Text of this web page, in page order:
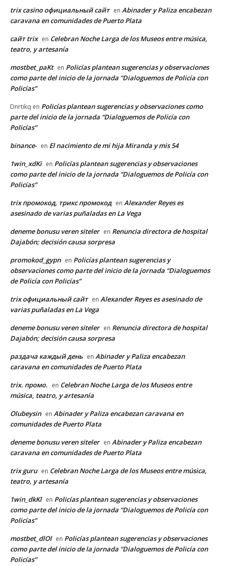
trix casino официальный сайт en Abinader y Paliza encabezan
caravana en comunidades de Puerto Plata
сайт trix en Celebran Noche Larga de los Museos entre música,
teatro, y artesanía
mostbet_paKt en Policías plantean sugerencias y observaciones
como parte del inicio de la jornada “Dialoguemos de Policía con
Policías”
Dnrtikq en Policías plantean sugerencias y observaciones como
parte del inicio de la jornada “Dialoguemos de Policía con
Policías”
binance- en El nacimiento de mi hija Miranda y mis 54
1win_xdKi en Policías plantean sugerencias y observaciones
como parte del inicio de la jornada “Dialoguemos de Policía con
Policías”
trix промокод, трикс промокод en Alexander Reyes es
asesinado de varias puñaladas en La Vega
deneme bonusu veren siteler en Renuncia directora de hospital
Dajabón; decisión causa sorpresa
promokod_gypn en Policías plantean sugerencias y
observaciones como parte del inicio de la jornada “Dialoguemos
de Policía con Policías”
trix официальный сайт en Alexander Reyes es asesinado de
varias puñaladas en La Vega
deneme bonusu veren siteler en Renuncia directora de hospital
Dajabón; decisión causa sorpresa
раздача каждый день en Abinader y Paliza encabezan
caravana en comunidades de Puerto Plata
trix. промо. en Celebran Noche Larga de los Museos entre
música, teatro, y artesanía
Olubeysin en Abinader y Paliza encabezan caravana en
comunidades de Puerto Plata
deneme bonusu veren siteler en Abinader y Paliza encabezan
caravana en comunidades de Puerto Plata
trix guru en Celebran Noche Larga de los Museos entre música,
teatro, y artesanía
1win_dkKl en Policías plantean sugerencias y observaciones
como parte del inicio de la jornada “Dialoguemos de Policía con
Policías”
mostbet_dlOl en Policías plantean sugerencias y observaciones
como parte del inicio de la jornada “Dialoguemos de Policía con
Policías”